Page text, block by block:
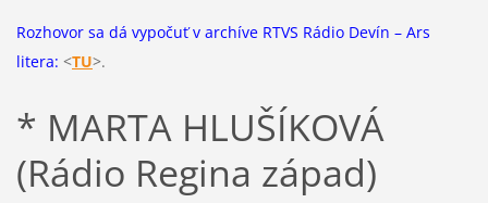
Rozhovor sa dá vypočuť v archíve RTVS Rádio Devín – Ars
litera: <TU>.
* MARTA HLUŠÍKOVÁ
(Rádio Regina západ)